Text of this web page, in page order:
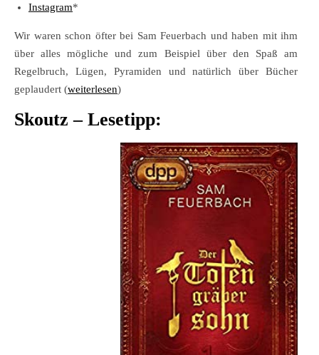
Instagram*
Wir waren schon öfter bei Sam Feuerbach und haben mit ihm
über alles mögliche und zum Beispiel über den Spaß am
Regelbruch, Lügen, Pyramiden und natürlich über Bücher
geplaudert (weiterlesen)
Skoutz – Lesetipp: